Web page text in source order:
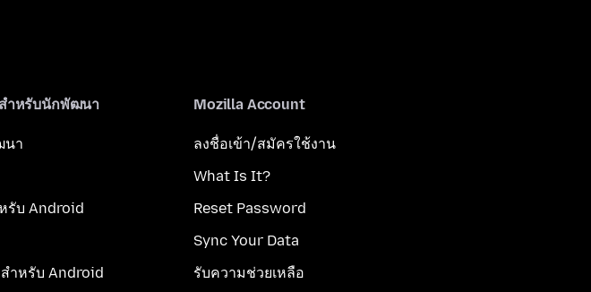
ำหรับนักพัฒนา
นา
รับ Android
ำหรับ Android
Mozilla Account
ลงชื่อเข้า/สมัครใช้งาน
What Is It?
Reset Password
Sync Your Data
รับความช่วยเหลือ